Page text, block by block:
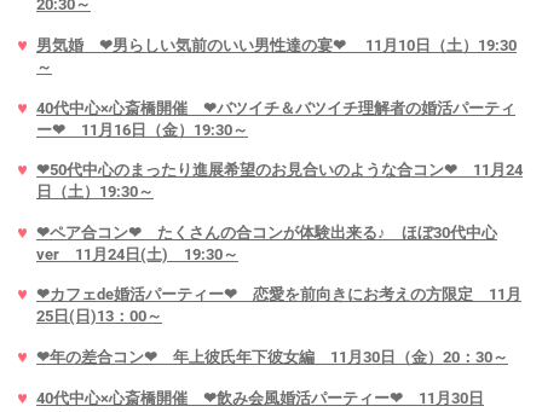
20:30～
男気婚 ❤男らしい気前のいい男性達の宴❤ 11月10日（土）19:30
～
40代中心×心斎橋開催 ❤バツイチ＆バツイチ理解者の婚活パーティ
ー❤ 11月16日（金）19:30～
❤50代中心のまったり進展希望のお見合いのような合コン❤ 11月24
日（土）19:30～
❤ペア合コン❤ たくさんの合コンが体験出来る♪ ほぼ30代中心
ver 11月24日(土) 19:30～
❤カフェde婚活パーティー❤ 恋愛を前向きにお考えの方限定 11月
25日(日)13：00～
❤年の差合コン❤ 年上彼氏年下彼女編 11月30日（金）20：30～
40代中心×心斎橋開催 ❤飲み会風婚活パーティー❤ 11月30日